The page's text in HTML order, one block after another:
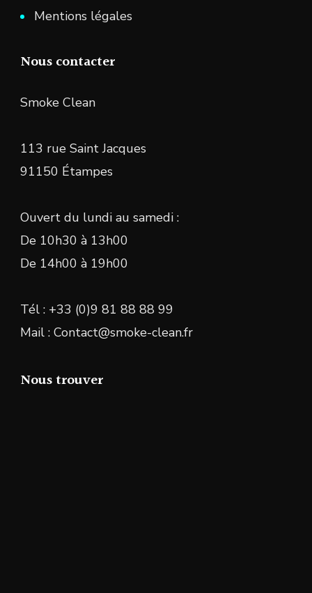
Mentions légales
Nous contacter
Smoke Clean
113 rue Saint Jacques
91150 Étampes
Ouvert du lundi au samedi :
De 10h30 à 13h00
De 14h00 à 19h00
Tél : +33 (0)9 81 88 88 99
Mail : Contact@smoke-clean.fr
Nous trouver